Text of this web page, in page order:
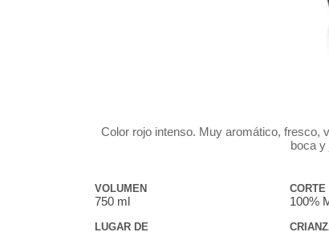
Color rojo intenso. Muy aromático, fresco,
boca y
VOLUMEN
750 ml
CORTE
100%
LUGAR DE